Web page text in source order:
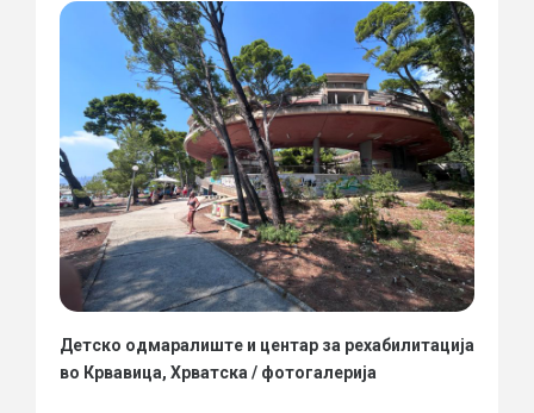
Детско одмаралиште и центар за рехабилитација
во Крвавица, Хрватска / фотогалерија